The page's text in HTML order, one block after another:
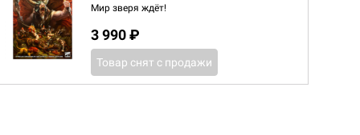
Мир зверя ждёт!
3 990 ₽
Товар снят с продажи